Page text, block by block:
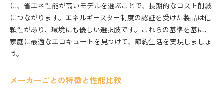
に、省エネ性能が高いモデルを選ぶことで、長期的なコスト削減
につながります。エネルギースター制度の認証を受けた製品は信
頼性があり、環境にも優しい選択肢です。これらの基準を基に、
家庭に最適なエコキュートを見つけて、節約生活を実現しましょ
う。
メーカーごとの特徴と性能比較